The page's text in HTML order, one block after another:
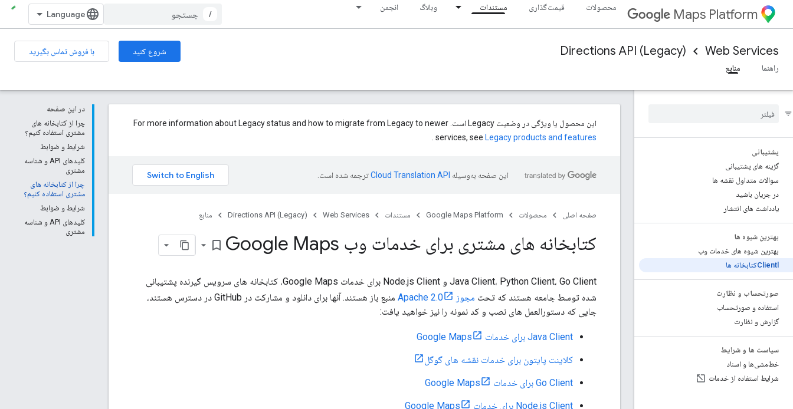
Maps Platform محصولات قیمت‌گذاری مستندات وبلاگ انجمن
/
Web Services
Directions API (Legacy) شروع کنید
با فروش تماس بگیرید
راهنما
منابع
پشتیبانی
گزینه های پشتیبانی
سوالات متداول نقشه ها
در جریان باشید
یادداشت های انتشار
بهترین شیوه ها
بهترین شیوه های خدمات وب
Clientlکتابخانه ها
صورتحساب و نظارت
استفاده و صورتحساب
گزارش و نظارت
سیاست ها و شرایط
خط‌مشی‌ها و اسناد
شرایط استفاده از خدمات
در این صفحه
چرا از کتابخانه های
مشتری استفاده کنیم؟
شرایط و ضوابط
کلیدهای API و شناسه
مشتری
چرا از کتابخانه های
مشتری استفاده کنیم؟
شرایط و ضوابط
کلیدهای API و شناسه
مشتری
این محصول یا ویژگی در وضعیت Legacy است. For more information about Legacy status and how to migrate from Legacy to newer
services, see Legacy products and features
این صفحه به‌وسیله ترجمه شده است.
صفحه اصلی محصولات Google Maps Platform مستندات Web Services
Directions API (Legacy) منابع
کتابخانه های مشتری برای خدمات وب Google Maps bookmark_border
Java Client، Python Client، Go Client و Node.js Client برای خدمات Google Maps، کتابخانه های سرویس گیرنده پشتیبانی
شده توسط جامعه هستند که تحت مجوز Apache 2.0
منبع باز هستند. آنها برای دانلود و مشارکت در GitHub در دسترس هستند،
جایی که دستورالعمل های نصب و کد نمونه را نیز خواهید یافت:
Java Client برای خدمات Google Maps
کلاینت پایتون برای خدمات نقشه های گوگل
Go Client برای خدمات Google Maps
Node.js Client برای خدمات Google Maps